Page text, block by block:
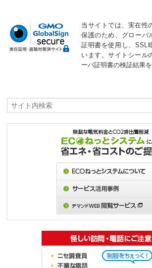
当サイトでは、実在性
保護のため、グローバ
証明書を使用し、SSL
います。サイトシール
ーバ証明書の検証結果